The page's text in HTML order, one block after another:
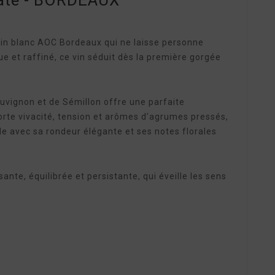
blanc AOC Bordeaux qui ne laisse personne
et raffiné, ce vin séduit dès la première gorgée
et de Sémillon offre une parfaite
vivacité, tension et arômes d’agrumes pressés,
avec sa rondeur élégante et ses notes florales
équilibrée et persistante, qui éveille les sens